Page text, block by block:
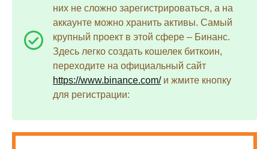
них не сложно зарегистрироваться, а на
аккаунте можно хранить активы. Самый
крупный проект в этой сфере – Бинанс.
Здесь легко создать кошелек биткоин,
переходите на официальный сайт
https://www.binance.com/ и жмите кнопку
для регистрации: